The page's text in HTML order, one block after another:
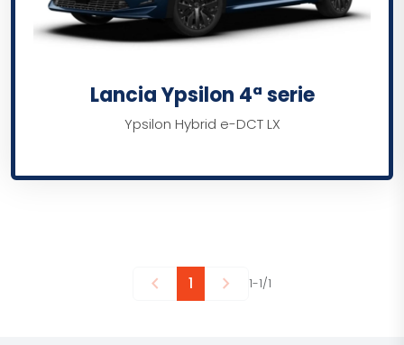
Lancia Ypsilon 4ª serie
Ypsilon Hybrid e-DCT LX
chevron_left 1 chevron_right 1-1/1